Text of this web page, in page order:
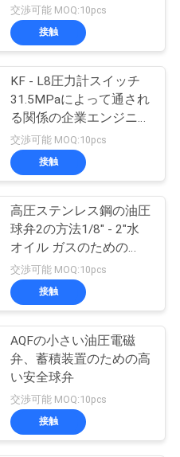
イブ
弁
38
調整装置
ター
84
交渉可能 MOQ:10pcs
接触
KF - L8圧力計スイッチ
31.5MPaによって通され
る関係の企業エンジニア
の高圧弁
交渉可能 MOQ:10pcs
接触
高圧ステンレス鋼の油圧
球弁2の方法1/8" - 2"水
オイル ガスのための
KBH MKHシリーズ企業
交渉可能 MOQ:10pcs
接触
AQFの小さい油圧電磁
弁、蓄積装置のための高
い安全球弁
交渉可能 MOQ:10pcs
接触